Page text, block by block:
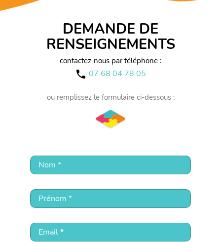
DEMANDE DE
RENSEIGNEMENTS
contactez-nous par téléphone :
call 07 68 04 78 05
ou remplissez le formulaire ci-dessous :